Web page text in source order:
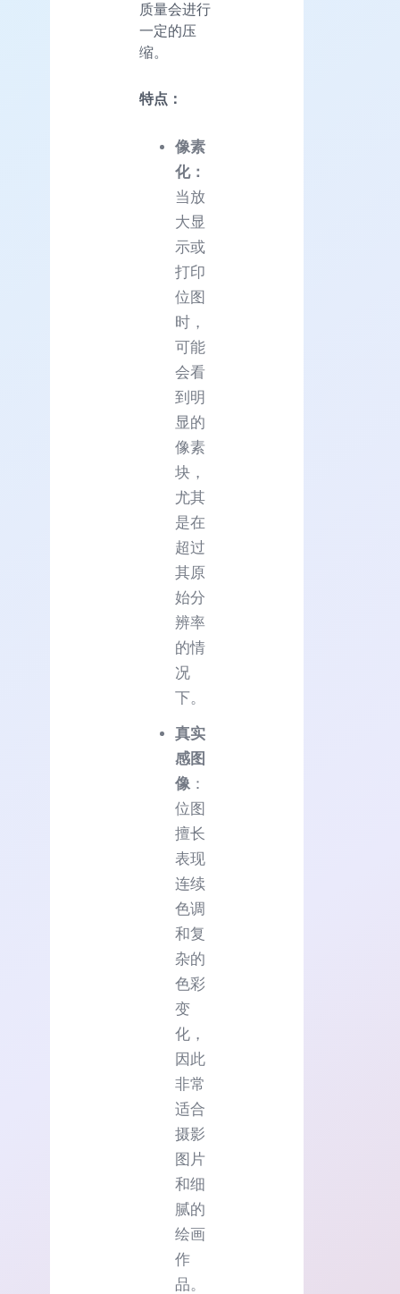
质量会进行
一定的压
缩。
特点：
像素
化：
当放
大显
示或
打印
位图
时，
可能
会看
到明
显的
像素
块，
尤其
是在
超过
其原
始分
辨率
的情
况
下。
真实
感图
像 ：
位图
擅长
表现
连续
色调
和复
杂的
色彩
变
化，
因此
非常
适合
摄影
图片
和细
腻的
绘画
作
品。